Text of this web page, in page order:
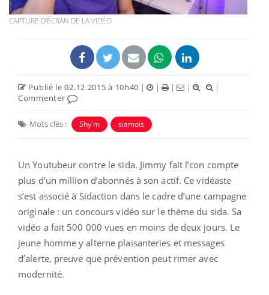
CAPTURE D'ÉCRAN DE LA VIDÉO
Publié le 02.12.2015 à 10h40 | | | |
|
Commenter
Mots clés : Shy'm siamois
Un Youtubeur contre le sida. Jimmy fait l’con compte
plus d’un million d’abonnés à son actif. Ce vidéaste
s’est associé à Sidaction dans le cadre d’une campagne
originale : un concours vidéo sur le thème du sida. Sa
vidéo a fait 500 000 vues en moins de deux jours. Le
jeune homme y alterne plaisanteries et messages
d’alerte, preuve que prévention peut rimer avec
modernité.